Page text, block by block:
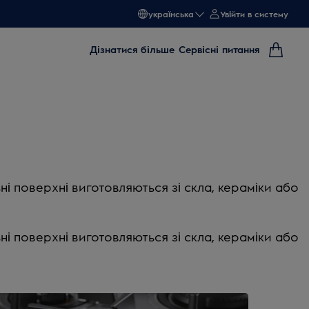
українська Увійти в систему
Дізнатися більше Сервісні питання
поверхні виготовляються зі скла, кераміки або
поверхні виготовляються зі скла, кераміки або